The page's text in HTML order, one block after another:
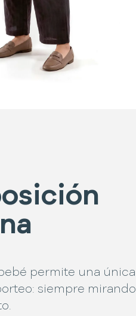
permite una única
siempre mirando